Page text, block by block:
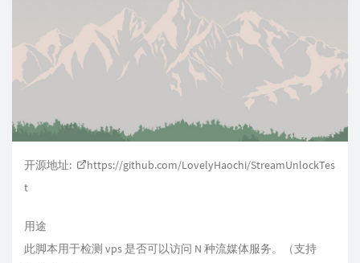
开源地址:
https://github.com/LovelyHaochi/StreamUnlockTes
t
用途
此脚本用于检测 vps 是否可以访问 N 种流媒体服务。（支持